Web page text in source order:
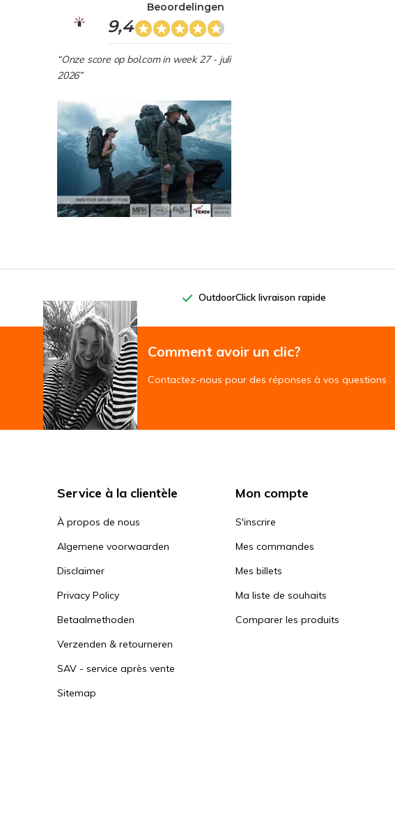
9,4
Beoordelingen
“Onze score op bol.com in week 27 - juli
2026”
OutdoorClick livraison rapide
Comment avoir un clic?
Contactez-nous pour des réponses à vos questions
Service à la clientèle
À propos de nous
Algemene voorwaarden
Disclaimer
Privacy Policy
Betaalmethoden
Verzenden & retourneren
SAV - service après vente
Sitemap
Mon compte
S'inscrire
Mes commandes
Mes billets
Ma liste de souhaits
Comparer les produits